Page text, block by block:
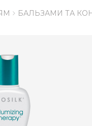
БАЛЬЗАМИ ТА